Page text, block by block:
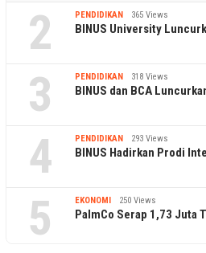
2 PENDIDIKAN 365 Views
BINUS University
3 PENDIDIKAN 318 Views
BINUS dan BCA
4 PENDIDIKAN 293 Views
BINUS Hadirkan Prodi
5 EKONOMI 250 Views
PalmCo Serap 1,73 Juta